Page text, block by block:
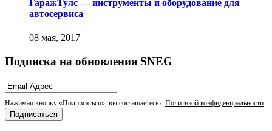
ГаражТулс — инструменты и оборудование для
автосервиса
Подписка на обновления SNEG
Нажимая кнопку «Подписаться», вы соглашаетесь с Политикой конфиденциальности